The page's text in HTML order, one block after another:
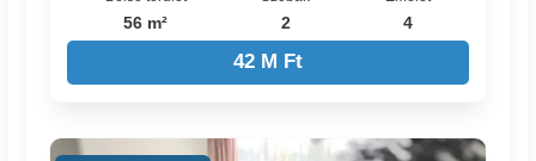
56 m² 2 4
42 M Ft